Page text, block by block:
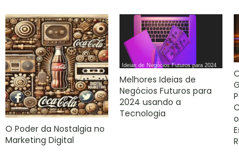
O Poder da Nostalgia no
Marketing Digital
Melhores Ideias de
Negócios Futuros para
2024 usando a
Tecnologia